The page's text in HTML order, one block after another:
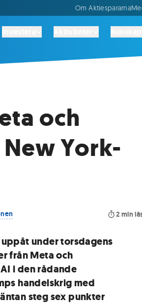
Om Aktiespararna
och
York-
2 min
under torsdagens
från Meta och
i den rådande
handelskrig med
steg sex punkter